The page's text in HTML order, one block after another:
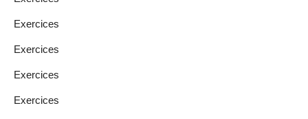
Exercices
Exercices
Exercices
Exercices